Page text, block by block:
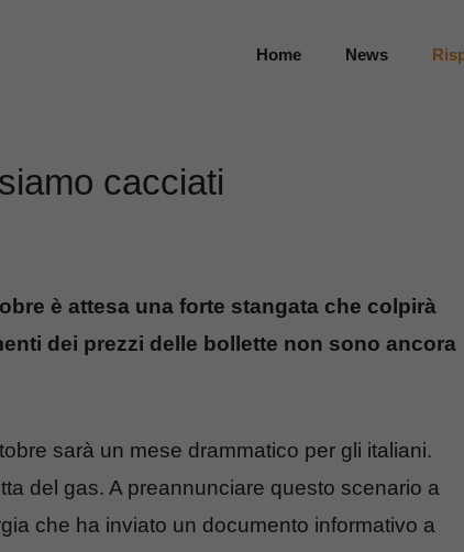
Home News
cacciati
è attesa una forte stangata che colpirà
dei prezzi delle bollette non sono ancora
sarà un mese drammatico per gli italiani.
del gas. A preannunciare questo scenario a
che ha inviato un documento informativo a